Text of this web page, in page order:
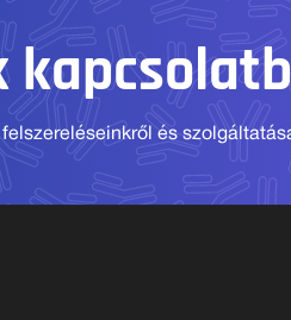
és